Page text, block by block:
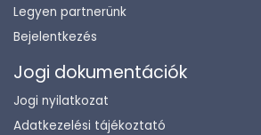
Legyen partnerünk
Bejelentkezés
Jogi dokumentációk
Jogi nyilatkozat
Adatkezelési tájékoztató